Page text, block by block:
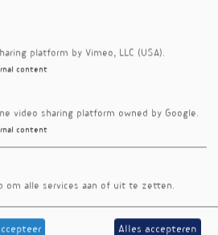
platform by Vimeo, LLC (USA).
content
video sharing platform owned by Google.
content
om alle services aan of uit te zetten.
Alles accepteren